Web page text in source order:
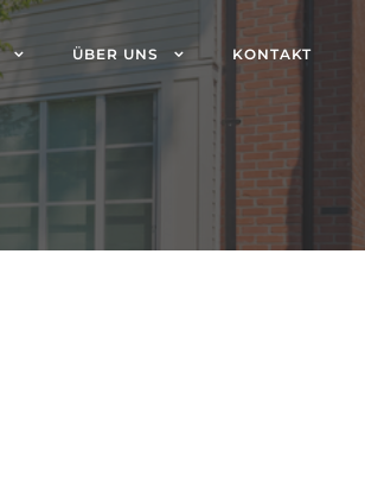
ÜBER UNS KONTAKT